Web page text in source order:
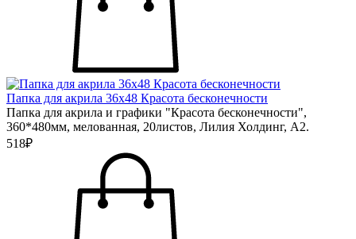
Папка для акрила 36х48 Красота бесконечности
Папка для акрила и графики "Красота бесконечности",
360*480мм, мелованная, 20листов, Лилия Холдинг, А2.
518₽